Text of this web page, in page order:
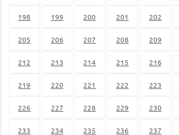
198 199 200 201 202
205 206 207 208 209
212 213 214 215 216
219 220 221 222 223
226 227 228 229 230
233 234 235 236 237